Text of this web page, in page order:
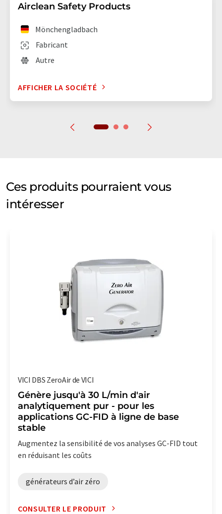
Airclean Safety Products
Fabricant
Mönchengladbach
Autre
AFFICHER LA SOCIÉTÉ
Ces produits pourraient vous
intéresser
VICI DBS ZeroAir de VICI
Génère jusqu'à 30 L/min d'air
analytiquement pur - pour les
applications GC-FID à ligne de base
stable
Augmentez la sensibilité de vos analyses GC-FID tout
en réduisant les coûts
générateurs d’air zéro
CONSULTER LE PRODUIT